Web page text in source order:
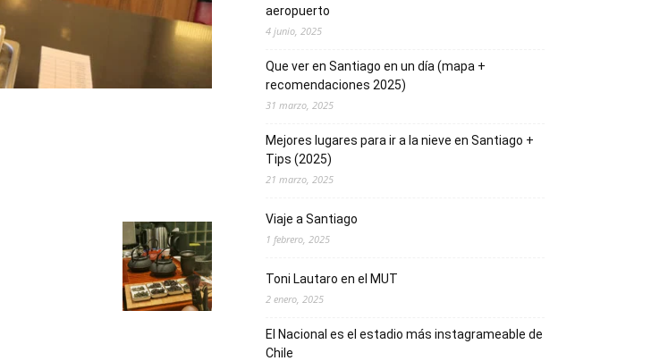
aeropuerto
4 junio, 2025
Que ver en Santiago en un día (mapa +
recomendaciones 2025)
31 marzo, 2025
Mejores lugares para ir a la nieve en Santiago +
Tips (2025)
21 marzo, 2025
Viaje a Santiago
1 febrero, 2025
Toni Lautaro en el MUT
2 enero, 2025
El Nacional es el estadio más instagrameable de
Chile